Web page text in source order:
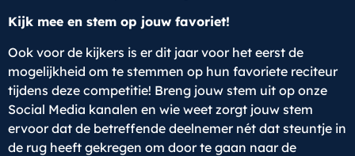
Kijk mee en stem op jouw favoriet!
Ook voor de kijkers is er dit jaar voor het eerst de
mogelijkheid om te stemmen op hun favoriete reciteur
tijdens deze competitie! Breng jouw stem uit op onze
Social Media kanalen en wie weet zorgt jouw stem
ervoor dat de betreffende deelnemer nét dat steuntje in
de rug heeft gekregen om door te gaan naar de